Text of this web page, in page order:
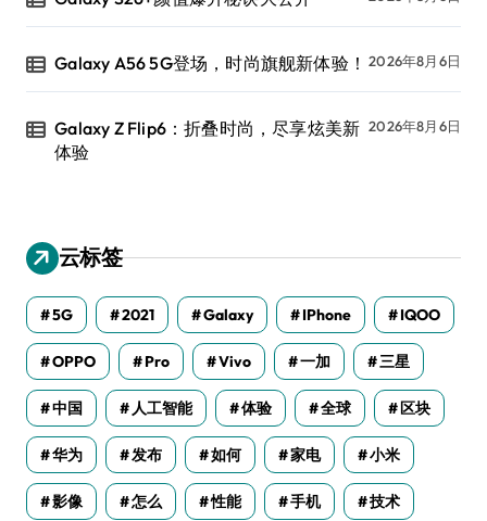
Galaxy A56 5G登场，时尚旗舰新体验！ 2026年8月6日
Galaxy Z Flip6：折叠时尚，尽享炫美新
体验
2026年8月6日
云标签
5G 2021 Galaxy IPhone IQOO
OPPO Pro Vivo 一加 三星
中国 人工智能 体验 全球 区块
华为 发布 如何 家电 小米
影像 怎么 性能 手机 技术